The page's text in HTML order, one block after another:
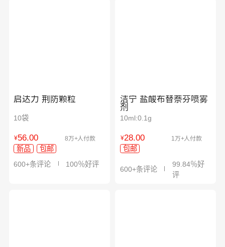
启达力 荆防颗粒
10袋
¥56.00 8万+人付款
新品
包邮
600+条评论
100％好评
洁宁 盐酸布替萘芬喷雾
剂
10ml:0.1g
¥28.00 1万+人付款
包邮
600+条评论
99.84％好
评